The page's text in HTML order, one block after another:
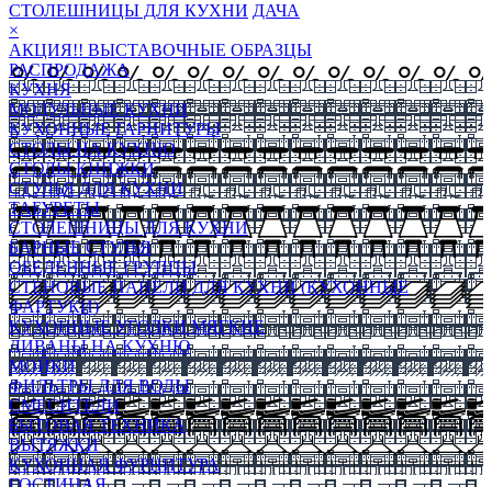
СТОЛЕШНИЦЫ ДЛЯ КУХНИ ДАЧА
×
АКЦИЯ!! ВЫСТАВОЧНЫЕ ОБРАЗЦЫ
РАСПРОДАЖА
КУХНЯ
МОДУЛЬНЫЕ КУХНИ
КУХОННЫЕ ГАРНИТУРЫ
СТОЛЫ НА КУХНЮ
СТОЛЫ КНИЖКИ
СТУЛЬЯ ДЛЯ КУХНИ
ТАБУРЕТЫ
СТОЛЕШНИЦЫ ДЛЯ КУХНИ
БАРНЫЕ СТУЛЬЯ
ОБЕДЕННЫЕ ГРУППЫ
СТЕНОВЫЕ ПАНЕЛИ ДЛЯ КУХНИ (КУХОННЫЕ
ФАРТУКИ)
КУХОННЫЕ УГОЛКИ МЯГКИЕ
ДИВАНЫ НА КУХНЮ
МОЙКИ
ФИЛЬТРЫ ДЛЯ ВОДЫ
СМЕСИТЕЛИ
БЫТОВАЯ ТЕХНИКА
ВЫТЯЖКИ
КУХОННАЯ ФУРНИТУРА